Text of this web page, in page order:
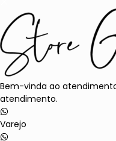
Bem-vinda ao
atendimento.
Varejo